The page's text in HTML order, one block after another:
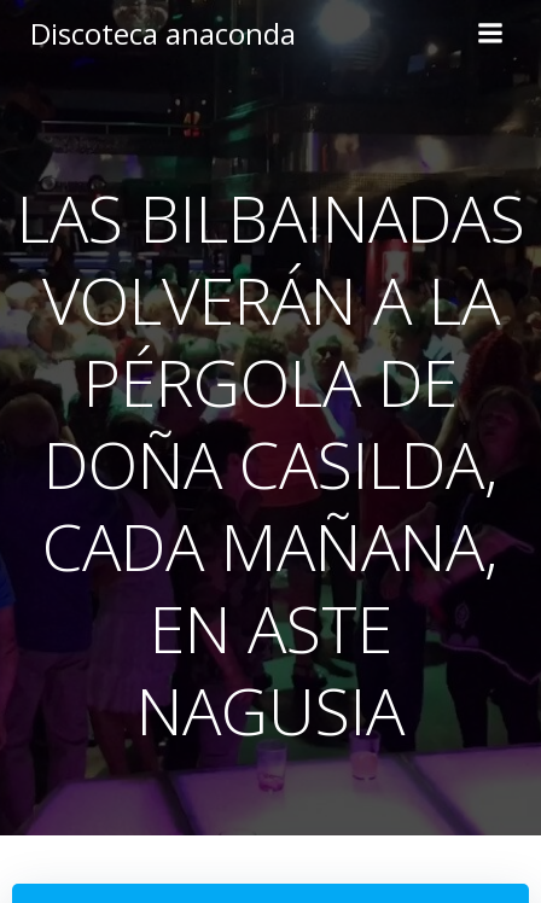
to
Discoteca anaconda
LAS BILBAINADAS
VOLVERÁN A LA
PÉRGOLA DE
DOÑA CASILDA,
CADA MAÑANA,
EN ASTE
NAGUSIA